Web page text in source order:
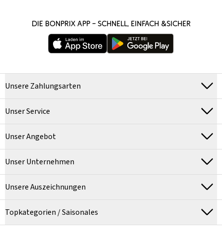
DIE BONPRIX APP – SCHNELL, EINFACH &SICHER
Unsere Zahlungsarten
Unser Service
Unser Angebot
Unser Unternehmen
Unsere Auszeichnungen
Topkategorien / Saisonales